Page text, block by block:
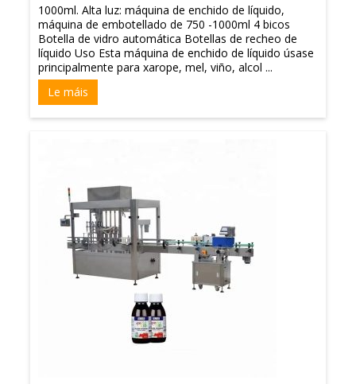
1000ml. Alta luz: máquina de enchido de líquido,
máquina de embotellado de 750 -1000ml 4 bicos
Botella de vidro automática Botellas de recheo de
líquido Uso Esta máquina de enchido de líquido úsase
principalmente para xarope, mel, viño, alcol ...
Le máis